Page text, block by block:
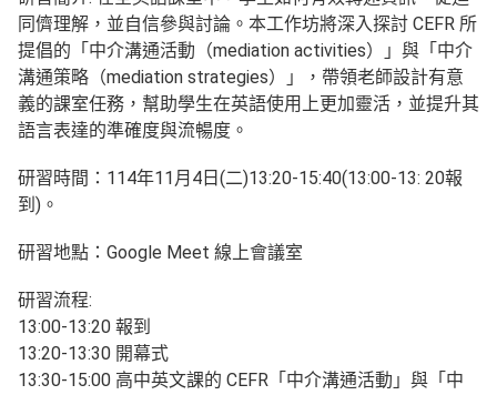
同儕理解，並自信參與討論。本工作坊將深入探討 CEFR 所
提倡的「中介溝通活動（mediation activities）」與「中介
溝通策略（mediation strategies）」，帶領老師設計有意
義的課室任務，幫助學生在英語使用上更加靈活，並提升其
語言表達的準確度與流暢度。
研習時間：114年11月4日(二)13:20-15:40(13:00-13: 20報
到)。
研習地點：Google Meet 線上會議室
研習流程:
13:00-13:20 報到
13:20-13:30 開幕式
13:30-15:00 高中英文課的 CEFR「中介溝通活動」與「中